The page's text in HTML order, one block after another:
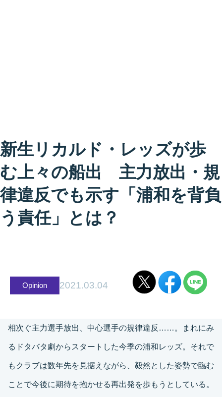
新生リカルド・レッズが歩
む上々の船出 主力放出・規
律違反でも示す「浦和を背負
う責任」とは？
Opinion 2021.03.04
相次ぐ主力選手放出、中心選手の規律違反……。まれにみ
るドタバタ劇からスタートした今季の浦和レッズ。それで
もクラブは数年先を見据えながら、毅然とした姿勢で臨む
ことで今後に期待を抱かせる再出発を歩もうとしている。